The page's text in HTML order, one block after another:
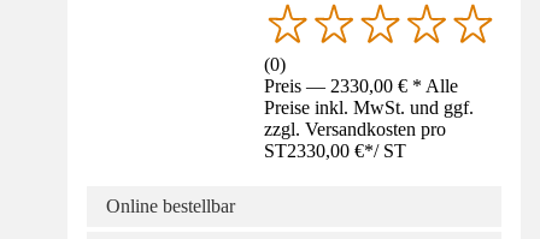
(0)
Preis — 2330,00 € * Alle
Preise inkl. MwSt. und ggf.
zzgl. Versandkosten pro
ST2330,00 €*/ ST
Online bestellbar